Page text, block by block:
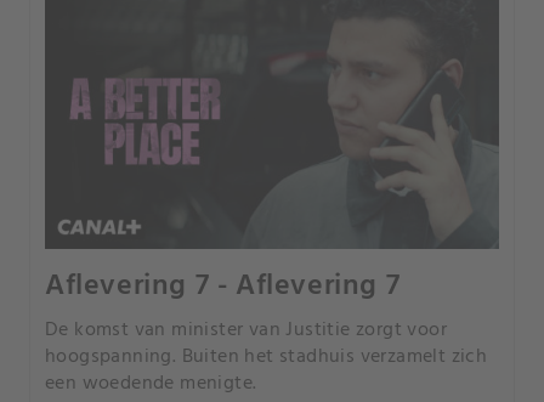
Aflevering 7 - Aflevering 7
De komst van minister van Justitie zorgt voor
hoogspanning. Buiten het stadhuis verzamelt zich
een woedende menigte.